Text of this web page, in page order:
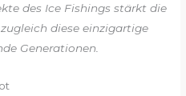
des Ice Fishings stärkt die
diese einzigartige
Generationen.